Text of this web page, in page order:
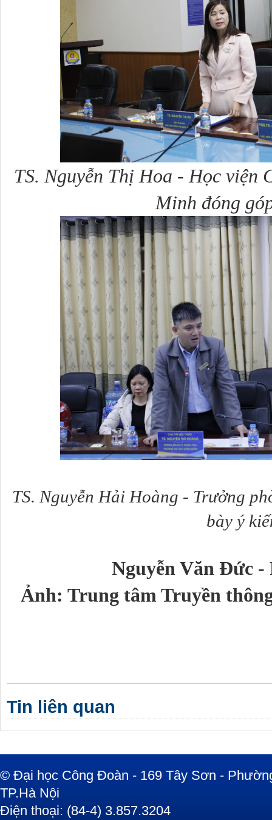
TS. Nguyễn Thị Hoa - Học viện
Minh đóng
TS. Nguyễn Hải Hoàng - Trưởng
bày ý
Nguyễn Văn Đức -
Ảnh: Trung tâm Truyền
Tin liên quan
© Đại học Công Đoàn - 169 Tây Sơn -
TP.Hà Nội
Điện thoại: (84-4) 3.857.3204